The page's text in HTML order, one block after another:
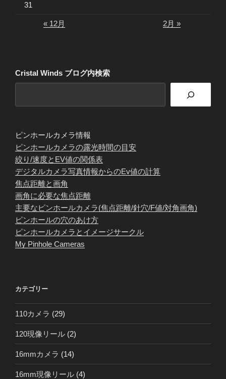
31
« 12月 2月 »
Cristal Winds ブログ内検索
ピンホールカメラ情報
ピンホールカメラの露光時間の目安
絞り/速度とEV値の関係表
デジタルカメラ写真情報からのEv値の計算
焦点距離と画角
画角に必要な焦点距離
主要なピンホールカメラ(焦点距離/針穴/F値/対角画角)
ピンホールの穴のあけ方
ピンホールカメラとイメージサークル
My Pinhole Cameras
カテゴリー
110カメラ (29)
120現像リール (2)
16mmカメラ (14)
16mm現像リール (4)